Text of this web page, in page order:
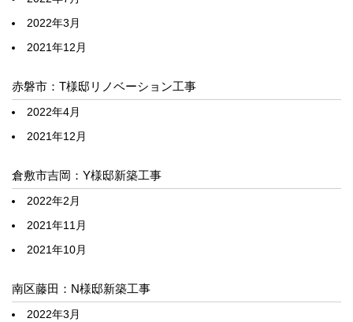
2022年3月
2021年12月
赤磐市：T様邸リノベーション工事
2022年4月
2021年12月
倉敷市吉岡：Y様邸新築工事
2022年2月
2021年11月
2021年10月
南区藤田：N様邸新築工事
2022年3月